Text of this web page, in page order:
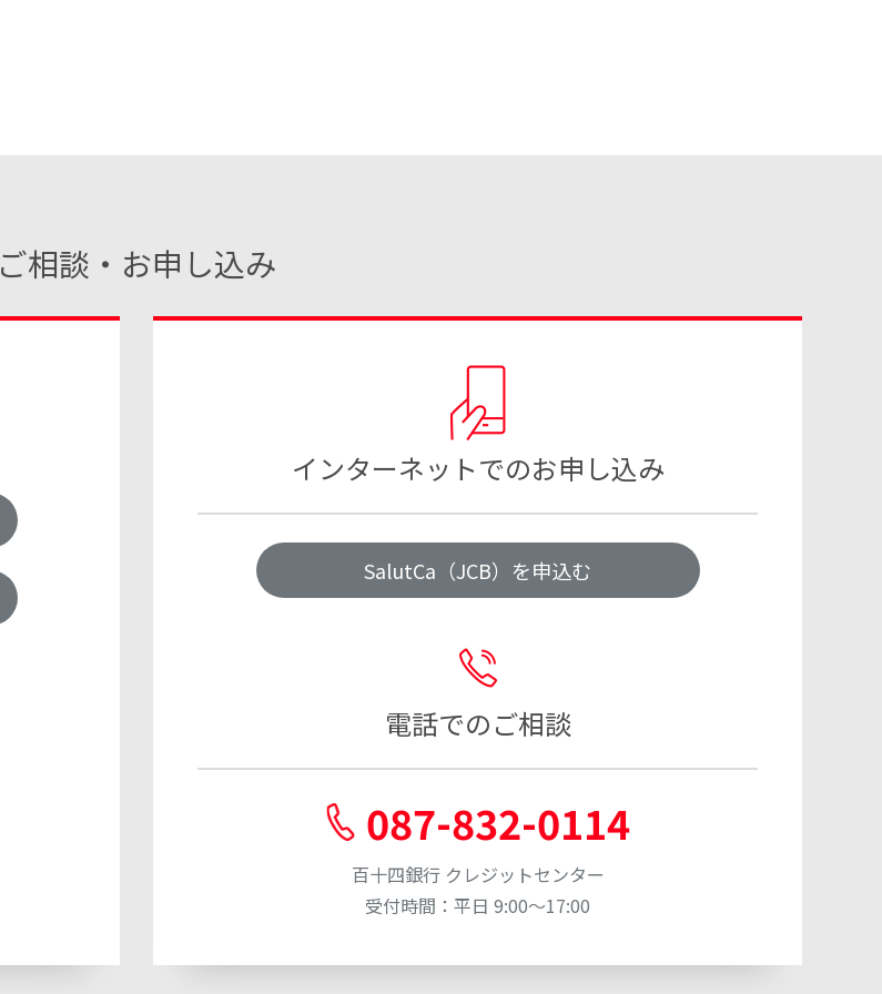
ご相談・お申し込み
インターネットでのお申し込み
SalutCa（JCB）を申込む
電話でのご相談
087-832-0114
百十四銀行 クレジットセンター
受付時間：平日 9:00～17:00